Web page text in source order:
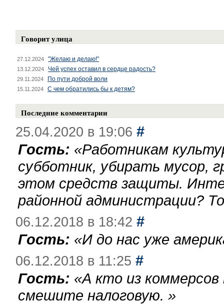
Говорит улица
27.12.2024 "Желаю и делаю!"
13.12.2024 Чей успех оставил в сердце радость?
29.11.2024 По пути доброй воли
15.11.2024 С чем обратились бы к детям?
Последние комментарии
25.04.2020 в 19:06 #
Гость: «Работникам
субботник, убирать мусор,
этом средств защиты.
районной администрации?
06.12.2018 в 18:42 #
Гость: «И до нас уже
06.12.2018 в 11:25 #
Гость: «А кто из
смешите налоговую. »